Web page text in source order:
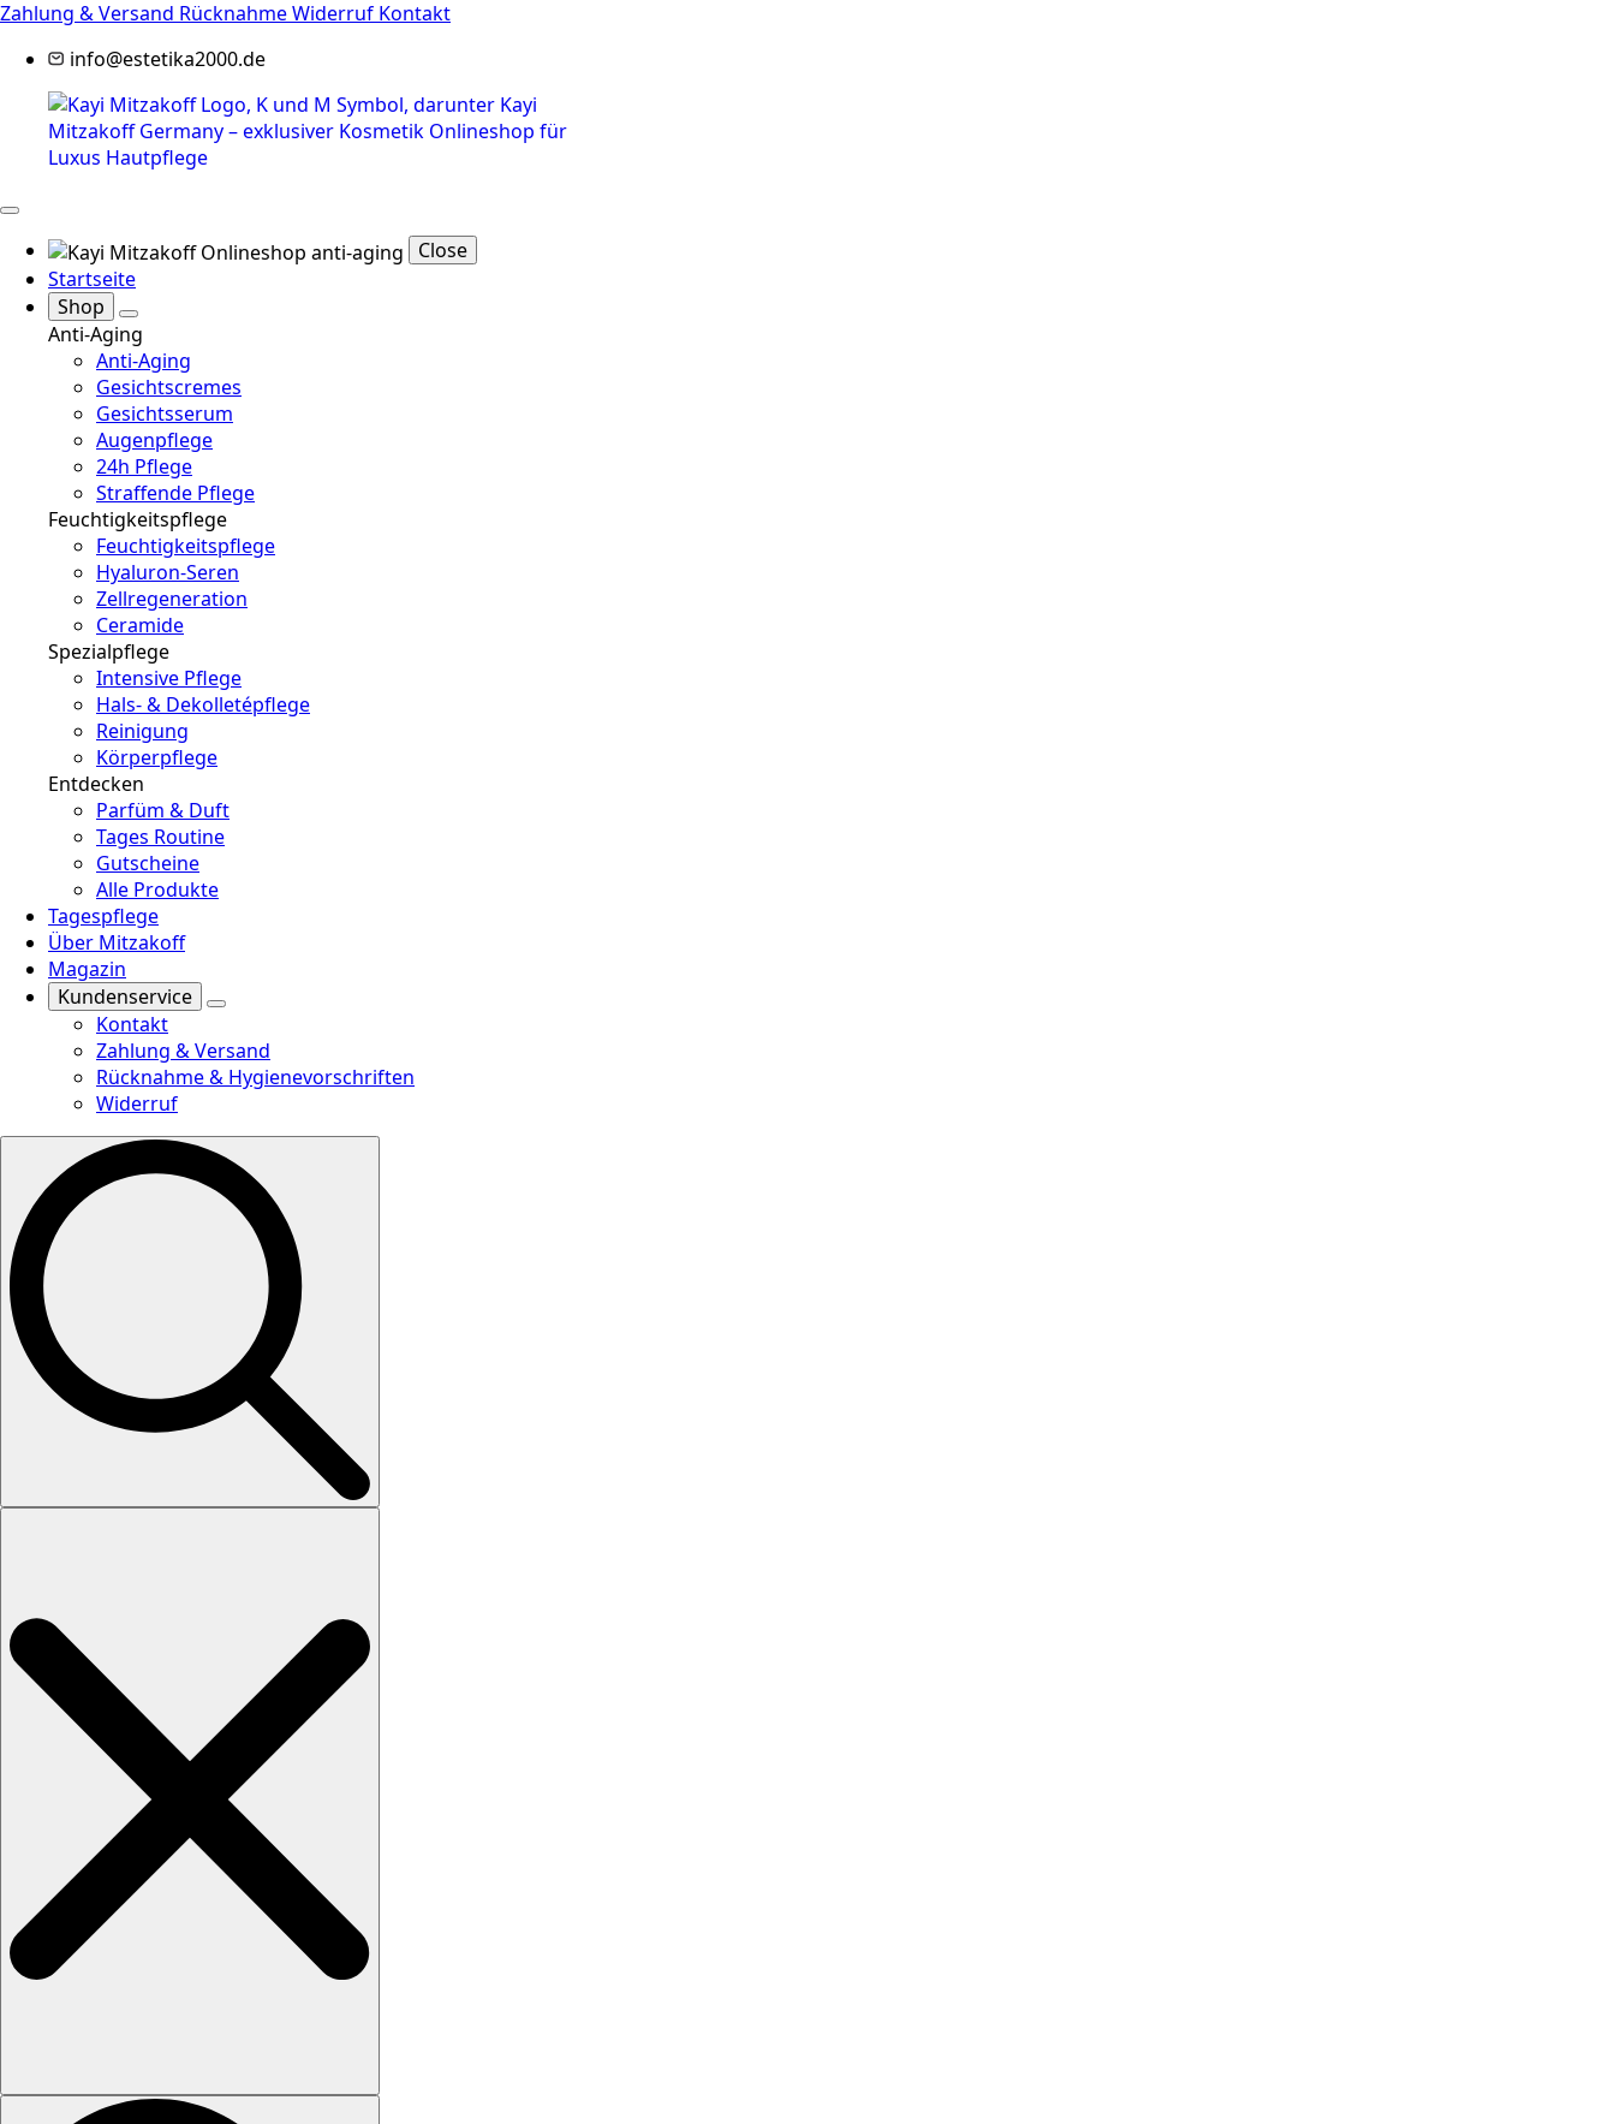
Zahlung & Versand RücknahmeWiderruf Kontakt
info@estetika2000.de
Close
Startseite
Shop
Anti-Aging
Anti-Aging
Gesichtscremes
Gesichtsserum
Augenpflege
24h Pflege
Straffende Pflege
Feuchtigkeitspflege
Feuchtigkeitspflege
Hyaluron-Seren
Zellregeneration
Ceramide
Spezialpflege
Intensive Pflege
Hals- & Dekolletépflege
Reinigung
Körperpflege
Entdecken
Parfüm & Duft
Tages Routine
Gutscheine
Alle Produkte
Tagespflege
Über Mitzakoff
Magazin
Kundenservice
Kontakt
Zahlung & Versand
Rücknahme & Hygienevorschriften
Widerruf
Search